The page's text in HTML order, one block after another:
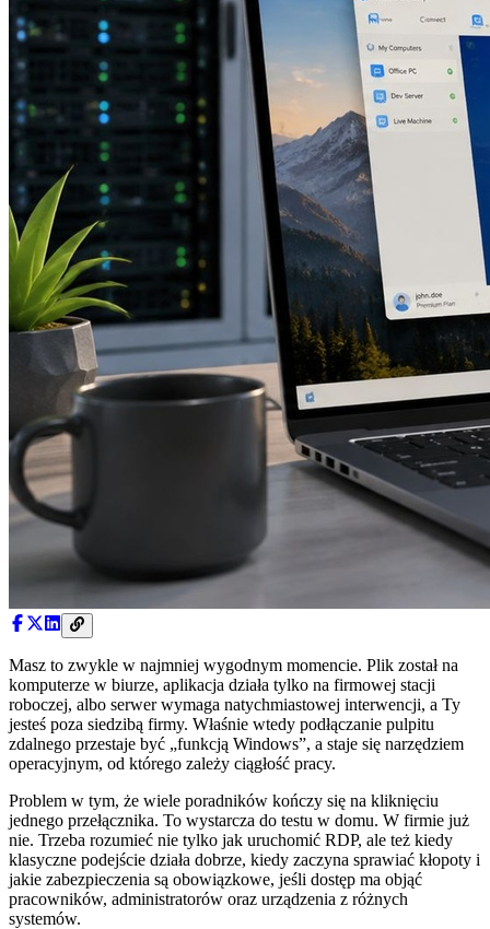
Masz to zwykle w najmniej wygodnym momencie. Plik został na
komputerze w biurze, aplikacja działa tylko na firmowej stacji
roboczej, albo serwer wymaga natychmiastowej interwencji, a Ty
jesteś poza siedzibą firmy. Właśnie wtedy podłączanie pulpitu
zdalnego przestaje być „funkcją Windows”, a staje się narzędziem
operacyjnym, od którego zależy ciągłość pracy.
Problem w tym, że wiele poradników kończy się na kliknięciu
jednego przełącznika. To wystarcza do testu w domu. W firmie już
nie. Trzeba rozumieć nie tylko jak uruchomić RDP, ale też kiedy
klasyczne podejście działa dobrze, kiedy zaczyna sprawiać kłopoty i
jakie zabezpieczenia są obowiązkowe, jeśli dostęp ma objąć
pracowników, administratorów oraz urządzenia z różnych
systemów.